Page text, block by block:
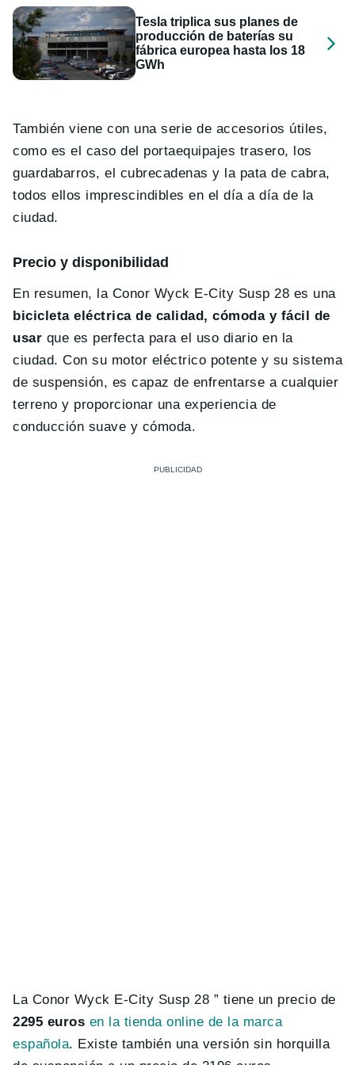
Tesla triplica sus planes de
producción de baterías su
fábrica europea hasta los 18
GWh
También viene con una serie de accesorios útiles,
como es el caso del portaequipajes trasero, los
guardabarros, el cubrecadenas y la pata de cabra,
todos ellos imprescindibles en el día a día de la
ciudad.
Precio y disponibilidad
En resumen, la Conor Wyck E-City Susp 28 es una
bicicleta eléctrica de calidad, cómoda y fácil de
usar que es perfecta para el uso diario en la
ciudad. Con su motor eléctrico potente y su sistema
de suspensión, es capaz de enfrentarse a cualquier
terreno y proporcionar una experiencia de
conducción suave y cómoda.
La Conor Wyck E-City Susp 28 ” tiene un precio de
2295 euros en la tienda online de la marca
española. Existe también una versión sin horquilla